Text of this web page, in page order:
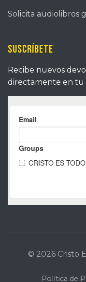
Solicita audiolibros
Suscríbete
Recibe nuevos
directamente en tu
© 2026 Cristo
Política de